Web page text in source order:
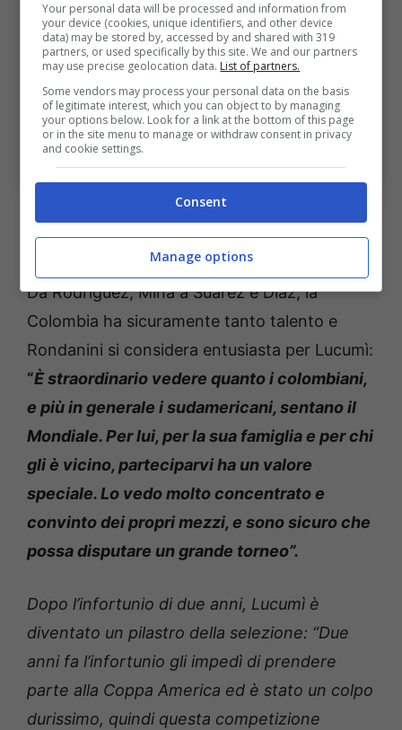
Bologna, la situazione contrattuale di Lucumì (Ansa
foto)Bolognasportnews
Mondiale, Lucumì vuole stupire con
la Colombia
Da Rodriguez, Mina a Suarez e Diaz, la
Colombia ha sicuramente tanto talento e
Rondanini si considera entusiasta per Lucumì:
“È straordinario vedere quanto i colombiani,
e più in generale i sudamericani, sentano il
Mondiale. Per lui, per la sua famiglia e per chi
gli è vicino, parteciparvi ha un valore
speciale. Lo vedo molto concentrato e
convinto dei propri mezzi, e sono sicuro che
possa disputare un grande torneo”.
Dopo l’infortunio di due anni, Lucumì è
diventato un pilastro della selezione: “Due
anni fa l’infortunio gli impedì di prendere
parte alla Coppa America ed è stato un colpo
durissimo, quindi questa competizione
Your personal data will be processed and information from
your device (cookies, unique identifiers, and other device
data) may be stored by, accessed by and shared with 319
partners, or used specifically by this site. We and our partners
may use precise geolocation data. List of partners.
Some vendors may process your personal data on the basis
of legitimate interest, which you can object to by managing
your options below. Look for a link at the bottom of this page
or in the site menu to manage or withdraw consent in privacy
and cookie settings.
Consent
Manage options